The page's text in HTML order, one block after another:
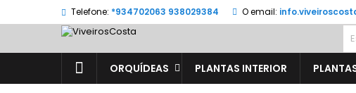
Telefone: *934702063 938029384 O email:
ORQUÍDEAS PLANTAS INTERIOR